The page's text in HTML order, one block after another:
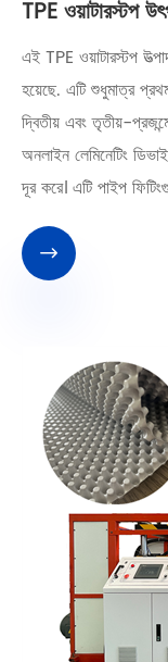
TPE ওয়াটারস্টপ
এই TPE ওয়াটারস্টপ
হয়েছে. এটি শুধুমাত্র
দ্বিতীয় এবং তৃতীয়-
অনলাইন লেমিনেটিং
দূর করে। এটি পাইপ
